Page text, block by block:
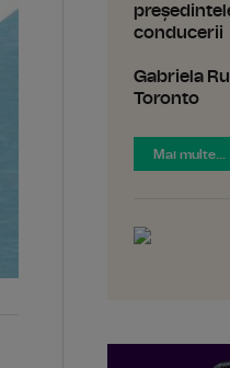
conducerii
Gabriela
Toronto
Mai multe...